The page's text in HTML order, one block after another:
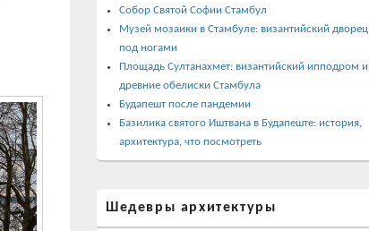
Собор Святой Софии Стамбул
Музей мозаики в Стамбуле: византийский дворец
под ногами
Площадь Султанахмет: византийский ипподром и
древние обелиски Стамбула
Будапешт после пандемии
Базилика святого Иштвана в Будапеште: история,
архитектура, что посмотреть
Шедевры архитектуры